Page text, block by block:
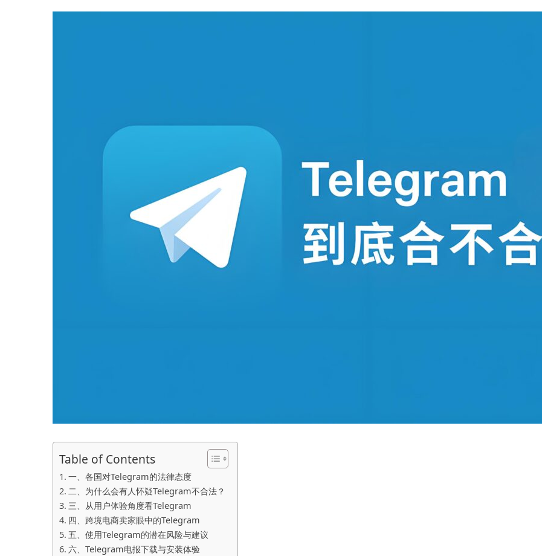
Table of Contents
一、各国对Telegram的法律态度
二、为什么会有人怀疑Telegram不合法？
三、从用户体验角度看Telegram
四、跨境电商卖家眼中的Telegram
五、使用Telegram的潜在风险与建议
六、Telegram电报下载与安装体验